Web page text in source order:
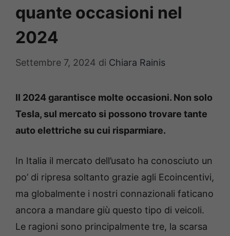
quante occasioni nel
2024
Settembre 7, 2024 di Chiara Rainis
Il 2024 garantisce molte occasioni. Non solo
Tesla, sul mercato si possono trovare tante
auto elettriche su cui risparmiare.
In Italia il mercato dell’usato ha conosciuto un
po’ di ripresa soltanto grazie agli Ecoincentivi,
ma globalmente i nostri connazionali faticano
ancora a mandare giù questo tipo di veicoli.
Le ragioni sono principalmente tre, la scarsa